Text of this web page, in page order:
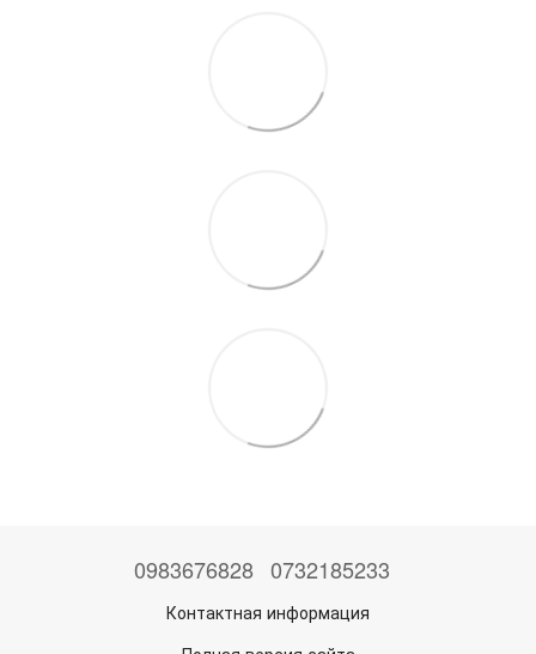
0983676828 0732185233
Контактная информация